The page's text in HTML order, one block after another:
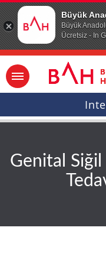
Büyük
Büyük
Ücretsiz - In
Ana icerige atla
Genital Siğil